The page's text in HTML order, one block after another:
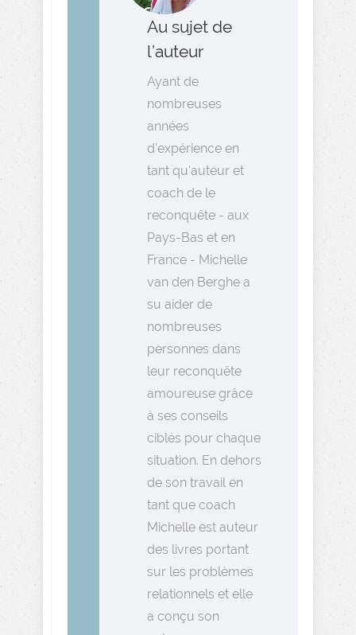
Au sujet de
l’auteur
Ayant de
nombreuses
années
d'expérience en
tant qu'auteur et
coach de le
reconquête - aux
Pays-Bas et en
France - Michelle
van den Berghe a
su aider de
nombreuses
personnes dans
leur reconquête
amoureuse grâce
à ses conseils
ciblés pour chaque
situation. En dehors
de son travail en
tant que coach
Michelle est auteur
des livres portant
sur les problèmes
relationnels et elle
a conçu son